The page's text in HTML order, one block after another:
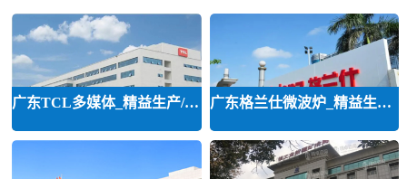
广东TCL多媒体_精益生产/精益品质/ 广东格兰仕微波炉_精益生产等咨询